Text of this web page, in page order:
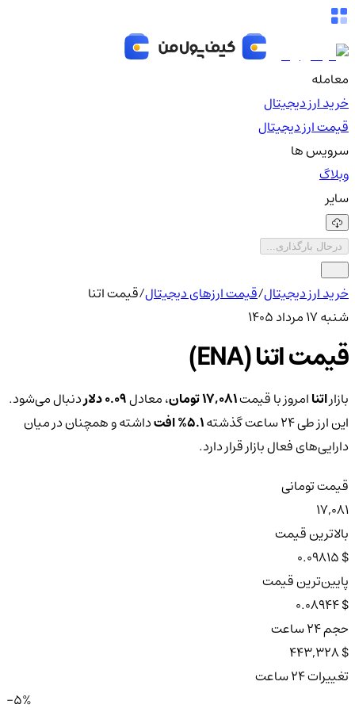
معامله
خرید ارز دیجیتال
قیمت ارز دیجیتال
سرویس ها
وبلاگ
سایر
درحال بارگذاری...
خرید ارز دیجیتال/قیمت ارزهای دیجیتال/قیمت اتنا
شنبه ۱۷ مرداد ۱۴۰۵
قیمت اتنا (ENA)
بازاراتناامروز با قیمت17,081 تومان ، معادل0.09 دلار
دنبال می‌شود.
این ارز طی ۲۴ ساعت گذشته
5.1% افتداشته و همچنان در میان
دارایی‌های فعال بازار قرار دارد.
قیمت تومانی
17,081
بالاترین قیمت
$ 0.09815
پایین‌ترین قیمت
$ 0.08944
حجم ۲۴ ساعت
$ 443,328
تغییرات ۲۴ ساعت
-5%